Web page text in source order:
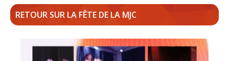
RETOUR SUR LA FÊTE DE LA MJC